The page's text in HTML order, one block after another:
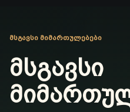
ᲛᲡᲒᲐᲕᲡᲘ ᲛᲘᲛᲐᲠᲗᲣᲚᲔᲑᲔᲑᲘ
მსგავსი